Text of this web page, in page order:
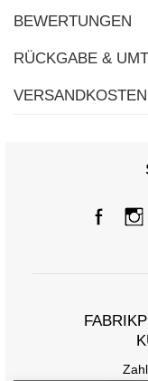
BEWERTUNGEN
RÜCKGABE &
VERSANDKOSTEN